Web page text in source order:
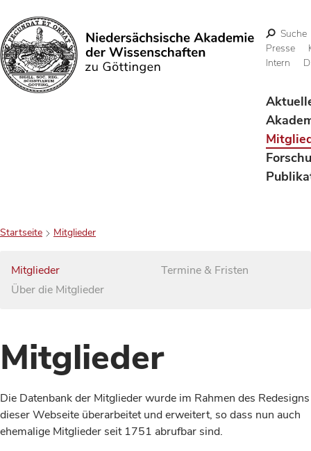
Suchen
Suche
Presse
Intern
Startseite Mitglieder
Mitglieder
Über die Mitglieder
Termine & Fristen
Mitglieder
Die Datenbank der Mitglieder wurde im Rahmen des Redesigns
dieser Webseite überarbeitet und erweitert, so dass nun auch
ehemalige Mitglieder seit 1751 abrufbar sind.